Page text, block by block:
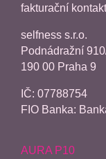
fakturační
selfness s.r.o.
Podnádražní
190 00 Praha 9
IČ: 07788754
FIO Banka:
AURA P10